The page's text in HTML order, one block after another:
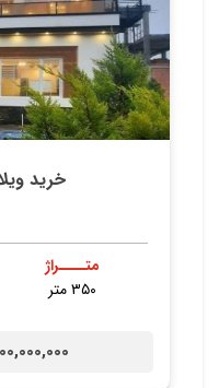
خرید
متــــراژ
۳۵۰ متر
1,600,000,000